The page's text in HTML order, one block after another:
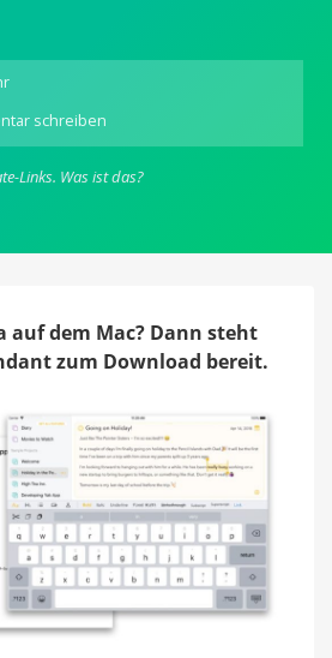
schreiben
Vom
Mac
bekannte
„Agenda“
iOS
erhältlich
Links. Was ist das?
auf dem Mac? Dann steht
zum Download bereit.